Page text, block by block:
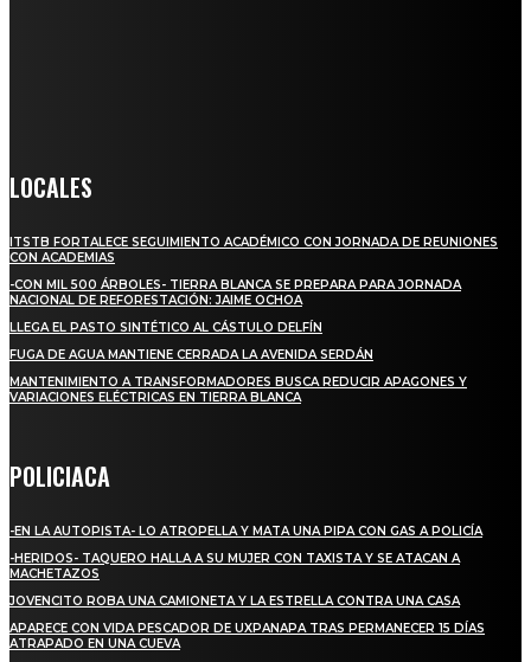
LOCALES
ITSTB FORTALECE SEGUIMIENTO ACADÉMICO CON JORNADA DE REUNIONES
CON ACADEMIAS
-CON MIL 500 ÁRBOLES- TIERRA BLANCA SE PREPARA PARA JORNADA
NACIONAL DE REFORESTACIÓN: JAIME OCHOA
LLEGA EL PASTO SINTÉTICO AL CÁSTULO DELFÍN
FUGA DE AGUA MANTIENE CERRADA LA AVENIDA SERDÁN
MANTENIMIENTO A TRANSFORMADORES BUSCA REDUCIR APAGONES Y
VARIACIONES ELÉCTRICAS EN TIERRA BLANCA
POLICIACA
-EN LA AUTOPISTA- LO ATROPELLA Y MATA UNA PIPA CON GAS A POLICÍA
-HERIDOS- TAQUERO HALLA A SU MUJER CON TAXISTA Y SE ATACAN A
MACHETAZOS
JOVENCITO ROBA UNA CAMIONETA Y LA ESTRELLA CONTRA UNA CASA
APARECE CON VIDA PESCADOR DE UXPANAPA TRAS PERMANECER 15 DÍAS
ATRAPADO EN UNA CUEVA